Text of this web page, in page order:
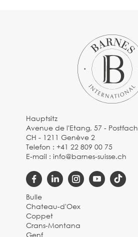
Hauptsitz
Avenue de l'Etang, 57 - Postfach
CH - 1211 Genève 2
Telefon :+41 22 809 00 75
E-mail :info@barnes-suisse.ch
Bulle
Chateau-d'Oex
Coppet
Crans-Montana
Genf